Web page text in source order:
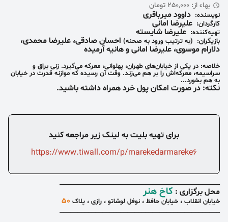
بهاء از: 250,000 تومان
نویسنده: داوود میرباقری
کارگردان: علیرضا ‌امانی
تهیه‌کننده: علیرضا شایسته
بازیگران: (به ترتیب ورود به صحنه) احسان ‌صادقی، علیرضا ‌محمدی،
دلارام ‌موسوی، علیرضا ‌امانی و هانیه ‌آرمیده
خلاصه: در یکی از خیابان‌های طهران، پهلوانی، معرکه می‌گیرد. زنی براق و
سراسیمه، معرکه‌اش را بر هم می‌زند. وقت آن رسیده که موازنه قدرت در خیابان
به هم بخورد...
نکته: در صورت امکان پول خرد همراه داشته باشید.
برای تهیه بلیت به لینک زیر مراجعه کنید
https://www.tiwall.com/p/marekedarmareke6
_____________________________
____
____________
محل برگزاری : کاخ هنر
خیابان انقلاب ، خیابان حافظ ، نوفل لوشاتو ، رازی ، پلاک ۵۰
_____________________________________________